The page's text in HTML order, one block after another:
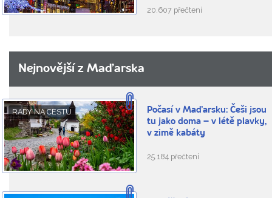
20.607 přečtení
Nejnovější z Maďarska
RADY NA CESTU
Počasí v Maďarsku: Češi jsou
tu jako doma – v létě plavky,
v zimě kabáty
25.184 přečtení